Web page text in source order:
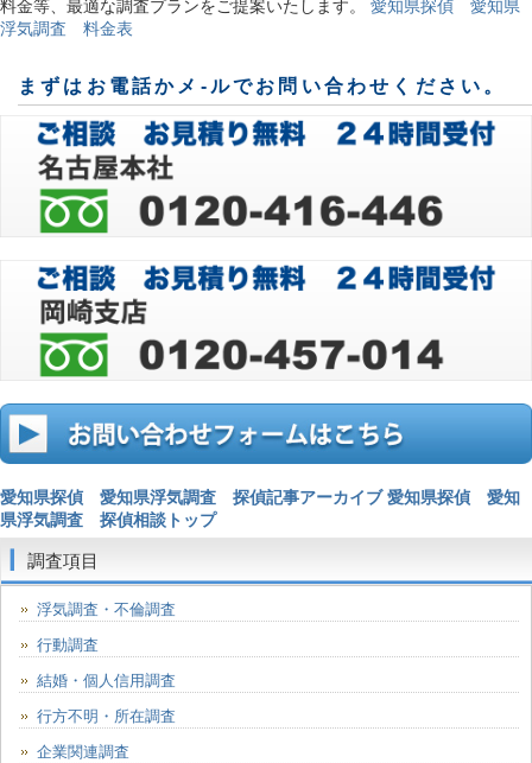
料金等、最適な調査プランをご提案いたします。 愛知県探偵 愛知県
浮気調査 料金表
まずはお電話かメ-ルでお問い合わせください。
愛知県探偵 愛知県浮気調査 探偵記事アーカイブ 愛知県探偵 愛知
県浮気調査 探偵相談トップ
調査項目
浮気調査・不倫調査
行動調査
結婚・個人信用調査
行方不明・所在調査
企業関連調査